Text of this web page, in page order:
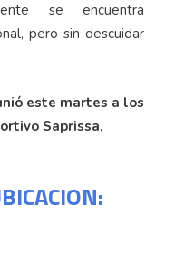
se encuentra
pero sin descuidar
este martes a los
Saprissa,